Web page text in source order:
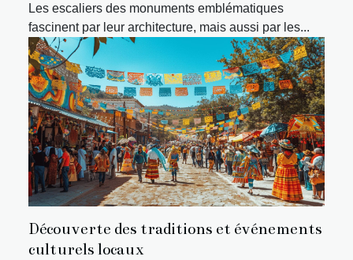
Les escaliers des monuments emblématiques
fascinent par leur architecture, mais aussi par les...
Découverte des traditions et événements
culturels locaux